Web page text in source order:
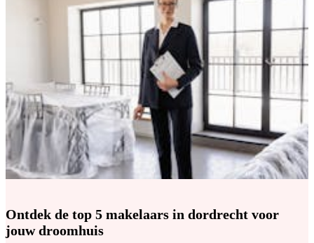
Ontdek de top 5 makelaars in dordrecht voor
jouw droomhuis